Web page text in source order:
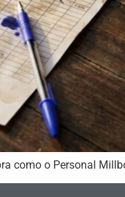
como o Personal